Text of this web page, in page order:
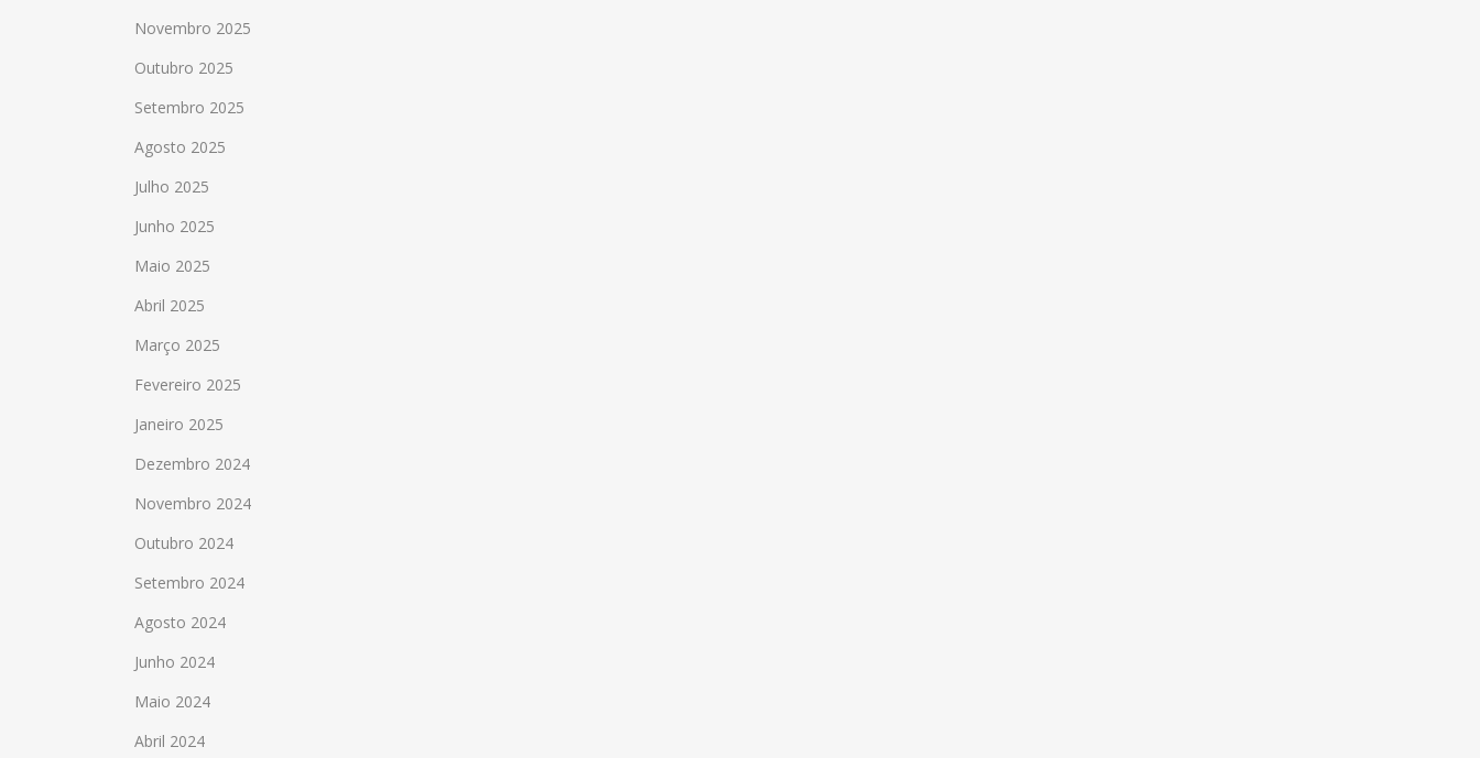
Novembro 2025
Outubro 2025
Setembro 2025
Agosto 2025
Julho 2025
Junho 2025
Maio 2025
Abril 2025
Março 2025
Fevereiro 2025
Janeiro 2025
Dezembro 2024
Novembro 2024
Outubro 2024
Setembro 2024
Agosto 2024
Junho 2024
Maio 2024
Abril 2024